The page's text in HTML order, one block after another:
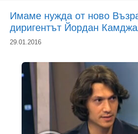
Имаме нужда от ново
диригентът Йордан
29.01.2016